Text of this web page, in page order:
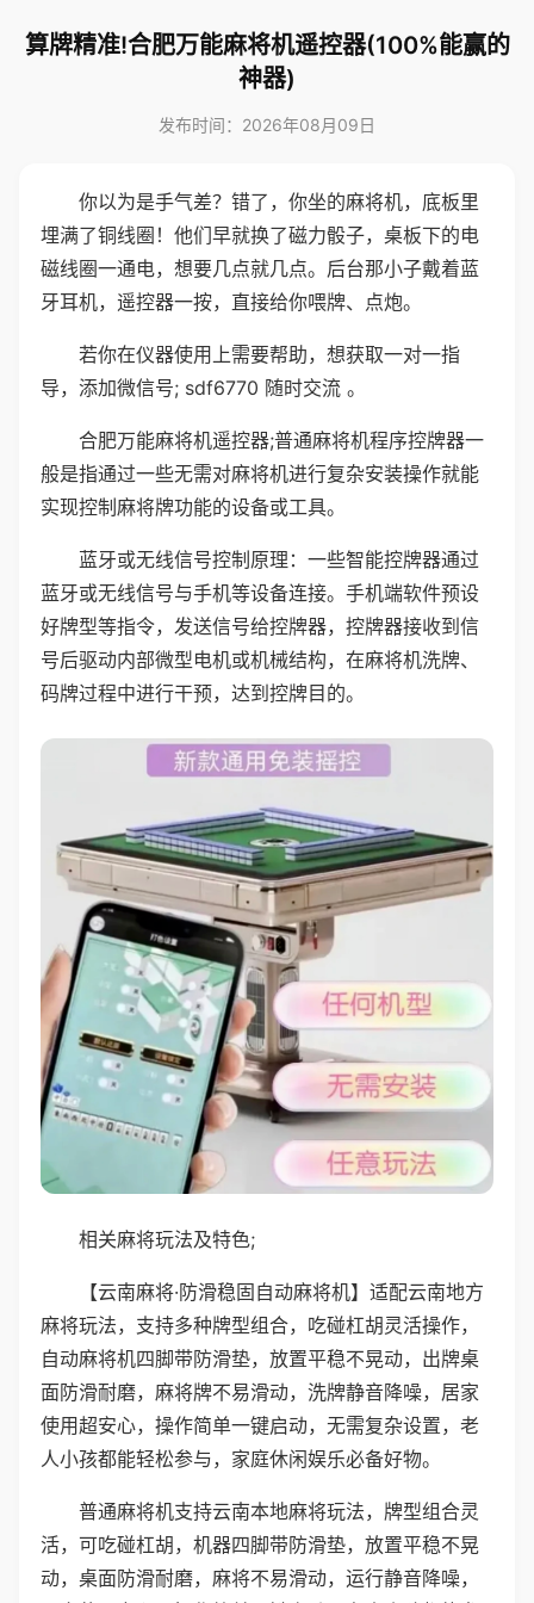
算牌精准!合肥万能麻将机遥控器(100%能赢的
神器)
发布时间：2026年08月09日
你以为是手气差？错了，你坐的麻将机，底板里
埋满了铜线圈！他们早就换了磁力骰子，桌板下的电
磁线圈一通电，想要几点就几点。后台那小子戴着蓝
牙耳机，遥控器一按，直接给你喂牌、点炮。
若你在仪器使用上需要帮助，想获取一对一指
导，添加微信号; sdf6770 随时交流 。
合肥万能麻将机遥控器;普通麻将机程序控牌器一
般是指通过一些无需对麻将机进行复杂安装操作就能
实现控制麻将牌功能的设备或工具。
蓝牙或无线信号控制原理：一些智能控牌器通过
蓝牙或无线信号与手机等设备连接。手机端软件预设
好牌型等指令，发送信号给控牌器，控牌器接收到信
号后驱动内部微型电机或机械结构，在麻将机洗牌、
码牌过程中进行干预，达到控牌目的。
相关麻将玩法及特色;
【云南麻将·防滑稳固自动麻将机】适配云南地方
麻将玩法，支持多种牌型组合，吃碰杠胡灵活操作，
自动麻将机四脚带防滑垫，放置平稳不晃动，出牌桌
面防滑耐磨，麻将牌不易滑动，洗牌静音降噪，居家
使用超安心，操作简单一键启动，无需复杂设置，老
人小孩都能轻松参与，家庭休闲娱乐必备好物。
普通麻将机支持云南本地麻将玩法，牌型组合灵
活，可吃碰杠胡，机器四脚带防滑垫，放置平稳不晃
动，桌面防滑耐磨，麻将不易滑动，运行静音降噪，